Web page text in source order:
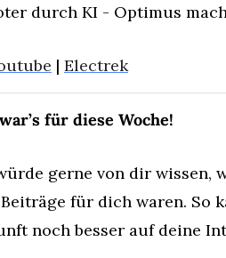
durch KI - Optimus
| Electrek
für diese Woche!
gerne von dir wissen,
für dich waren. So
noch besser auf deine